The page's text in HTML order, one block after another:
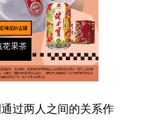
过两人之间的关系作